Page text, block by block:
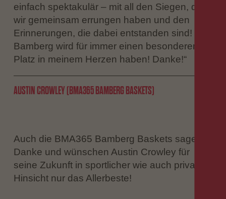
einfach spektakulär – mit all den Siegen, die
wir gemeinsam errungen haben und den
Erinnerungen, die dabei entstanden sind!
Bamberg wird für immer einen besonderen
Platz in meinem Herzen haben! Danke!“
AUSTIN CROWLEY (BMA365 BAMBERG BASKETS)
Auch die BMA365 Bamberg Baskets sagen
Danke und wünschen Austin Crowley für
seine Zukunft in sportlicher wie auch privater
Hinsicht nur das Allerbeste!